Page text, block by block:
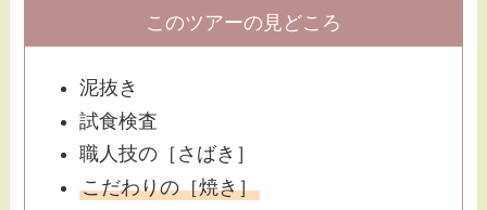
このツアーの見どころ
泥抜き
試食検査
職人技の［さばき］
こだわりの［焼き］